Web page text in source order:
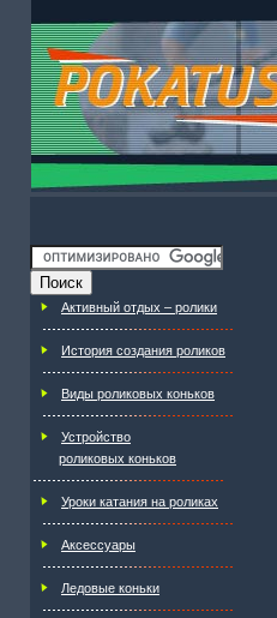
Активный отдых – ролики
История создания роликов
Виды роликовых коньков
Устройство
роликовых коньков
Уроки катания на роликах
Аксессуары
Ледовые коньки